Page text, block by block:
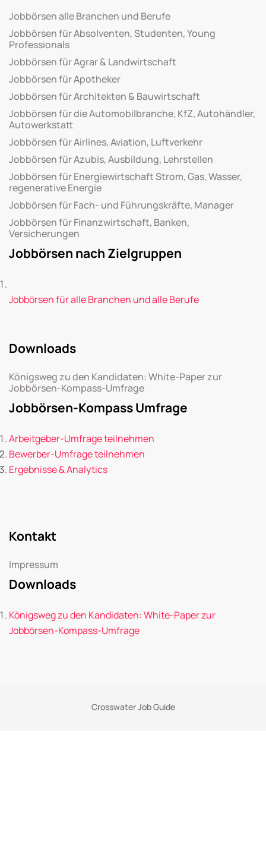
Jobbörsen alle Branchen und Berufe
Jobbörsen für Absolventen, Studenten, Young
Professionals
Jobbörsen für Agrar & Landwirtschaft
Jobbörsen für Apotheker
Jobbörsen für Architekten & Bauwirtschaft
Jobbörsen für die Automobilbranche, KfZ, Autohändler,
Autowerkstatt
Jobbörsen für Airlines, Aviation, Luftverkehr
Jobbörsen für Azubis, Ausbildung, Lehrstellen
Jobbörsen für Energiewirtschaft Strom, Gas, Wasser,
regenerative Energie
Jobbörsen für Fach- und Führungskräfte, Manager
Jobbörsen für Finanzwirtschaft, Banken,
Versicherungen
Jobbörsen nach Zielgruppen
Jobbörsen für alle Branchen und alle Berufe
Downloads
Königsweg zu den Kandidaten: White-Paper zur
Jobbörsen-Kompass-Umfrage
Jobbörsen-Kompass Umfrage
Arbeitgeber-Umfrage teilnehmen
Bewerber-Umfrage teilnehmen
Ergebnisse & Analytics
Kontakt
Impressum
Downloads
Königsweg zu den Kandidaten: White-Paper zur
Jobbörsen-Kompass-Umfrage
Crosswater Job Guide